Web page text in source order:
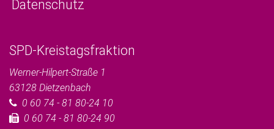
Datenschutz
SPD-Kreistagsfraktion
Werner-Hilpert-Straße 1
63128 Dietzenbach
0 60 74 - 81 80-24 10
0 60 74 - 81 80-24 90